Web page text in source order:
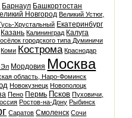
Барнаул Башкортостан
Новгород Великий Устюг,
Хрустальный Екатеринбург
Казань Калининград Калуга
городского типа Думиничи
Коми Кострома Краснодар
Эл Мордовия Москва
область, Наро-Фоминск
Новокузнецк Новополоцк
Пено Пермь Псков Пуховичи,
Ростов-на-Дону Рыбинск
Саратов Смоленск Сочи